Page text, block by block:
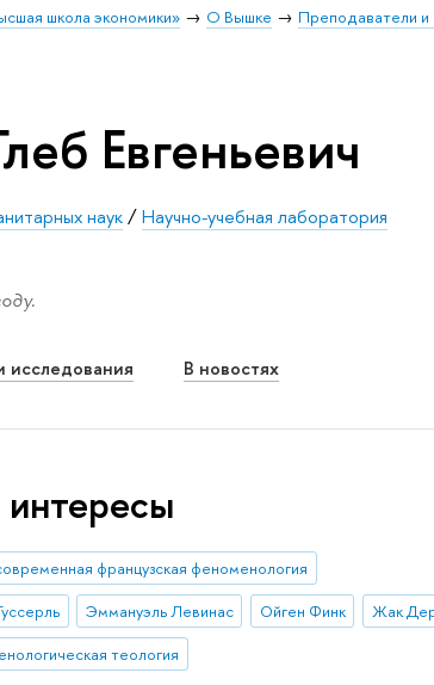
школа экономики» О Вышке Преподаватели и
Евгеньевич
наук/Научно-учебная лаборатория
исследования В новостях
французская феноменология
Эммануэль Левинас Ойген Финк
Жак
теология